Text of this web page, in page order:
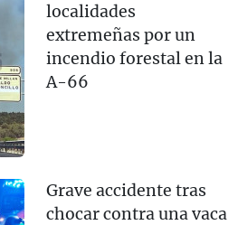
localidades
extremeñas por un
incendio forestal en la
A-66
Grave accidente tras
chocar contra una vaca